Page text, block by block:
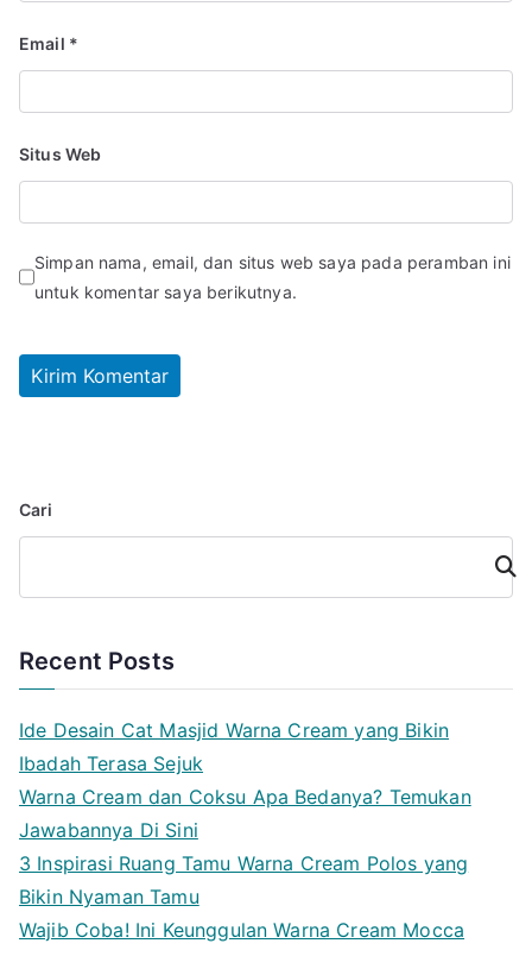
Email *
Situs Web
Simpan nama, email, dan situs web saya pada peramban ini
untuk komentar saya berikutnya.
Cari
Cari
Recent Posts
Ide Desain Cat Masjid Warna Cream yang Bikin
Ibadah Terasa Sejuk
Warna Cream dan Coksu Apa Bedanya? Temukan
Jawabannya Di Sini
3 Inspirasi Ruang Tamu Warna Cream Polos yang
Bikin Nyaman Tamu
Wajib Coba! Ini Keunggulan Warna Cream Mocca